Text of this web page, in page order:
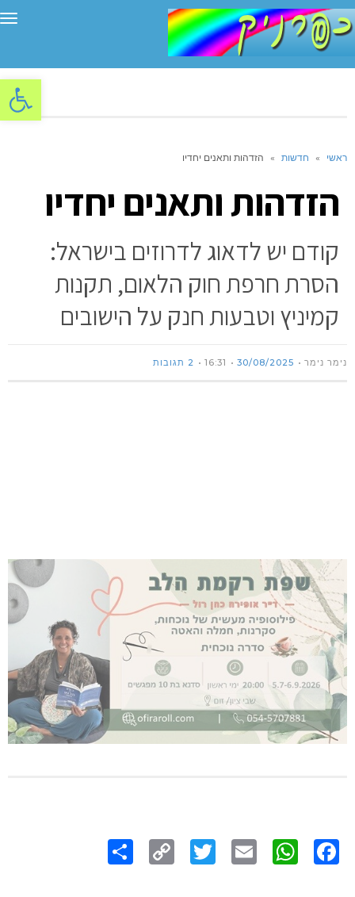
פתח
ראשי » חדשות » הזדהות ותאנים יחדיו
הזדהות ותאנים יחדיו
קודם יש לדאוג לדרוזים בישראל:
הסרת חרפת חוק הלאום, תקנות
קמיניץ וטבעות חנק על הישובים
נימר נימר 30/08/2025
16:31 2 תגובות
Facebook
WhatsApp
Email
Twitter
Copy
Link